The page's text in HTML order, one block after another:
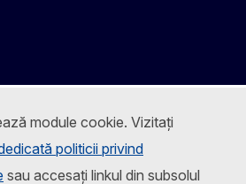
module cookie. Vizitați
politicii privind
sau accesați linkul din subsolul